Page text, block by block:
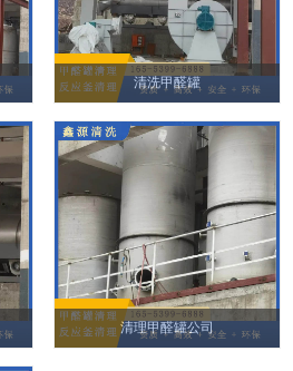
清洗甲醛罐
清理甲醛罐公司